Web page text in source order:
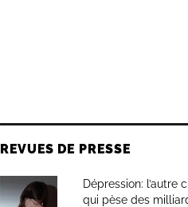
REVUES DE PRESSE
Dépression: l’autre
qui pèse des